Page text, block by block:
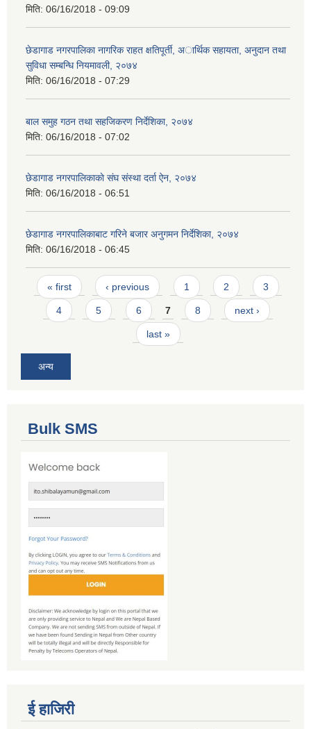
मिति: 06/16/2018 - 09:09
छेडागाड नगरपालिका नागरिक राहत क्षतिपूर्ती, अार्थिक सहायता, अनुदान तथा
सुविधा सम्बन्धि नियमावली, २०७४
मिति: 06/16/2018 - 07:29
बाल समुह गठन तथा सहजिकरण निर्देशिका, २०७४
मिति: 06/16/2018 - 07:02
छेडागाड नगरपालिकाकाे स‌ंघ संस्था दर्ता ऐन, २०७४
मिति: 06/16/2018 - 06:51
छेडागाड नगरपालिकाबाट गरिने बजार अनुगमन निर्देशिका, २०७४
मिति: 06/16/2018 - 06:45
Pages
« first ‹ previous 1 2 3
4 5 6 7 8 next ›
last »
अन्य
Bulk SMS
ई हाजिरी